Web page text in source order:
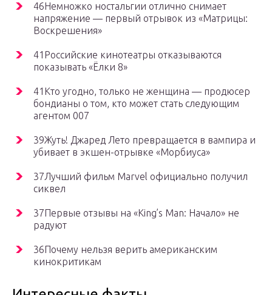
46Немножко ностальгии отлично снимает
напряжение — первый отрывок из «Матрицы:
Воскрешения»
41Российские кинотеатры отказываются
показывать «Ёлки 8»
41Кто угодно, только не женщина — продюсер
бондианы о том, кто может стать следующим
агентом 007
39Жуть! Джаред Лето превращается в вампира и
убивает в экшен-отрывке «Морбиуса»
37Лучший фильм Marvel официально получил
сиквел
37Первые отзывы на «King’s Man: Начало» не
радуют
36Почему нельзя верить американским
кинокритикам